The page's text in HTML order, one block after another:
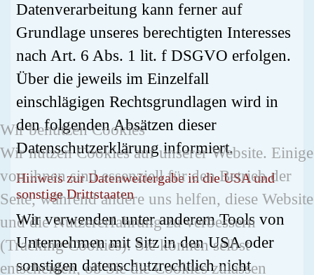
Datenverarbeitung kann ferner auf
Grundlage unseres berechtigten Interesses
nach Art. 6 Abs. 1 lit. f DSGVO erfolgen.
Über die jeweils im Einzelfall
einschlägigen Rechtsgrundlagen wird in
den folgenden Absätzen dieser
Datenschutzerklärung informiert.
Hinweis zur Datenweitergabe in die USA und
sonstige Drittstaaten
Wir verwenden unter anderem Tools von
Unternehmen mit Sitz in den USA oder
sonstigen datenschutzrechtlich nicht
Wir benutzen Cookies
Wir nutzen Cookies auf unserer Website. Einige
von ihnen sind essenziell für den Betrieb der
Seite, während andere uns helfen, diese Website
und die Nutzererfahrung zu verbessern
(Tracking Cookies). Sie können selbst
entscheiden, ob Sie die Cookies zulassen